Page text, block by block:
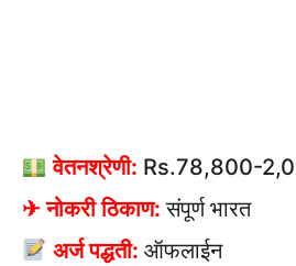
वेतनश्रेणी: Rs.78,800-
✈ नोकरी ठिकाण: संपूर्ण भारत
अर्ज पद्धती: ऑफलाईन